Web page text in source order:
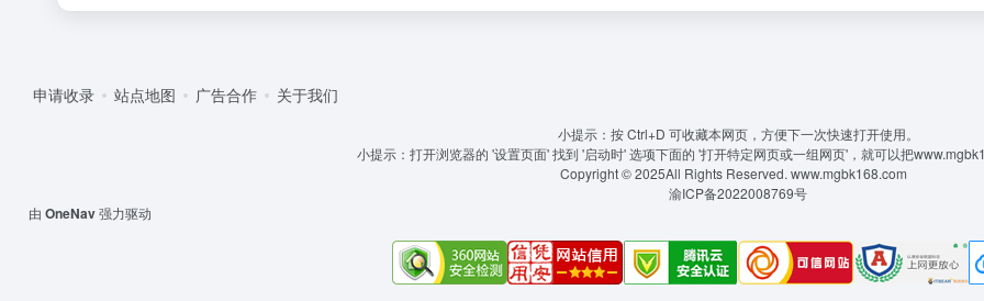
申请收录 站点地图 广告合作 关于我们
小提示：按 Ctrl+D 可收藏本网页，方便下一次快速打开使用。
小提示：打开浏览器的 '设置页面' 找到 '启动时' 选项下面的 '打开特定网页或一组网页'，就可以把
Copyright © 2025All Rights Reserved. www.mgbk168.com
渝ICP备2022008769号
由 OneNav强力驱动